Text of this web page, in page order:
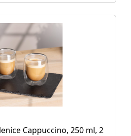
Cappuccino, 250 ml, 2